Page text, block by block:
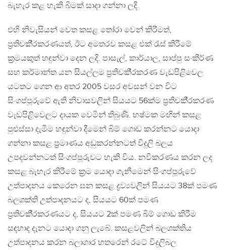
බැහැර කළ හැකි බිමක් සාදා ගන්නා ලදි.
එහි නිවැසියන් වෙත කසළ තෝරා වෙන් කිරීමත්,
ප‍්‍රතිචකී‍්‍රකරණයත්, ඊට අමතරව කසළ එක් රැස් කිරීමේ
ක‍්‍රමයකුත් හඳුන්වා දෙන ලදි. පාසැල්, කාර්යාල, සාප්පු සංකීර්ණ
සහ කර්මාන්ත යන සියල්ලම ප‍්‍රතිචකී‍්‍රකරණ වැඩපිළිවෙල
යටතට ගෙන ආ අතර 2005 වසර අවසන් වන විට
සිංගප්පූරුවේ ඇති නිවාසවලින් සියයට 56ක්ම ප‍්‍රතිචකී‍්‍රකරණ
වැඩපිළිවෙලට දායක වෙමින් තිබුණි. භෂ්මක මඟින් කසළ
පුළුස්සා දැමීම හඳුන්වා දීමෙන් බිම් ගොඩ කරන්නට යොදා
ගන්නා කසළ ප‍්‍රමාණය අඩුකරන්නටත් විදුලි බලය
උපදවන්නටත් සිංගප්පූරුවට හැකි විය. නවීකරණය කරන ලද
කසළ බැහැර කිරීමේ ක‍්‍රම යොදා ගැනීමෙන් සිංගප්පූරුවේ
උත්පාදනය කෙරෙන ඝන කසළ ද්‍රව්‍යවලින් සියයට 38ක් පමණ
බලශක්ති උත්පාදනයට ද, සියයට 60ක් පමණ
ප‍්‍රතිචකී‍්‍රකරණයට ද, සියයට 2ක් පමණ බිම් ගොඩ කිරීම
සඳහාද දැනට යොදා ගනු ලැබේ. කසළවලින් බලශක්තිය
උත්පාදනය කරන බලාගාර හතරෙන් රටේ විදුලිබල